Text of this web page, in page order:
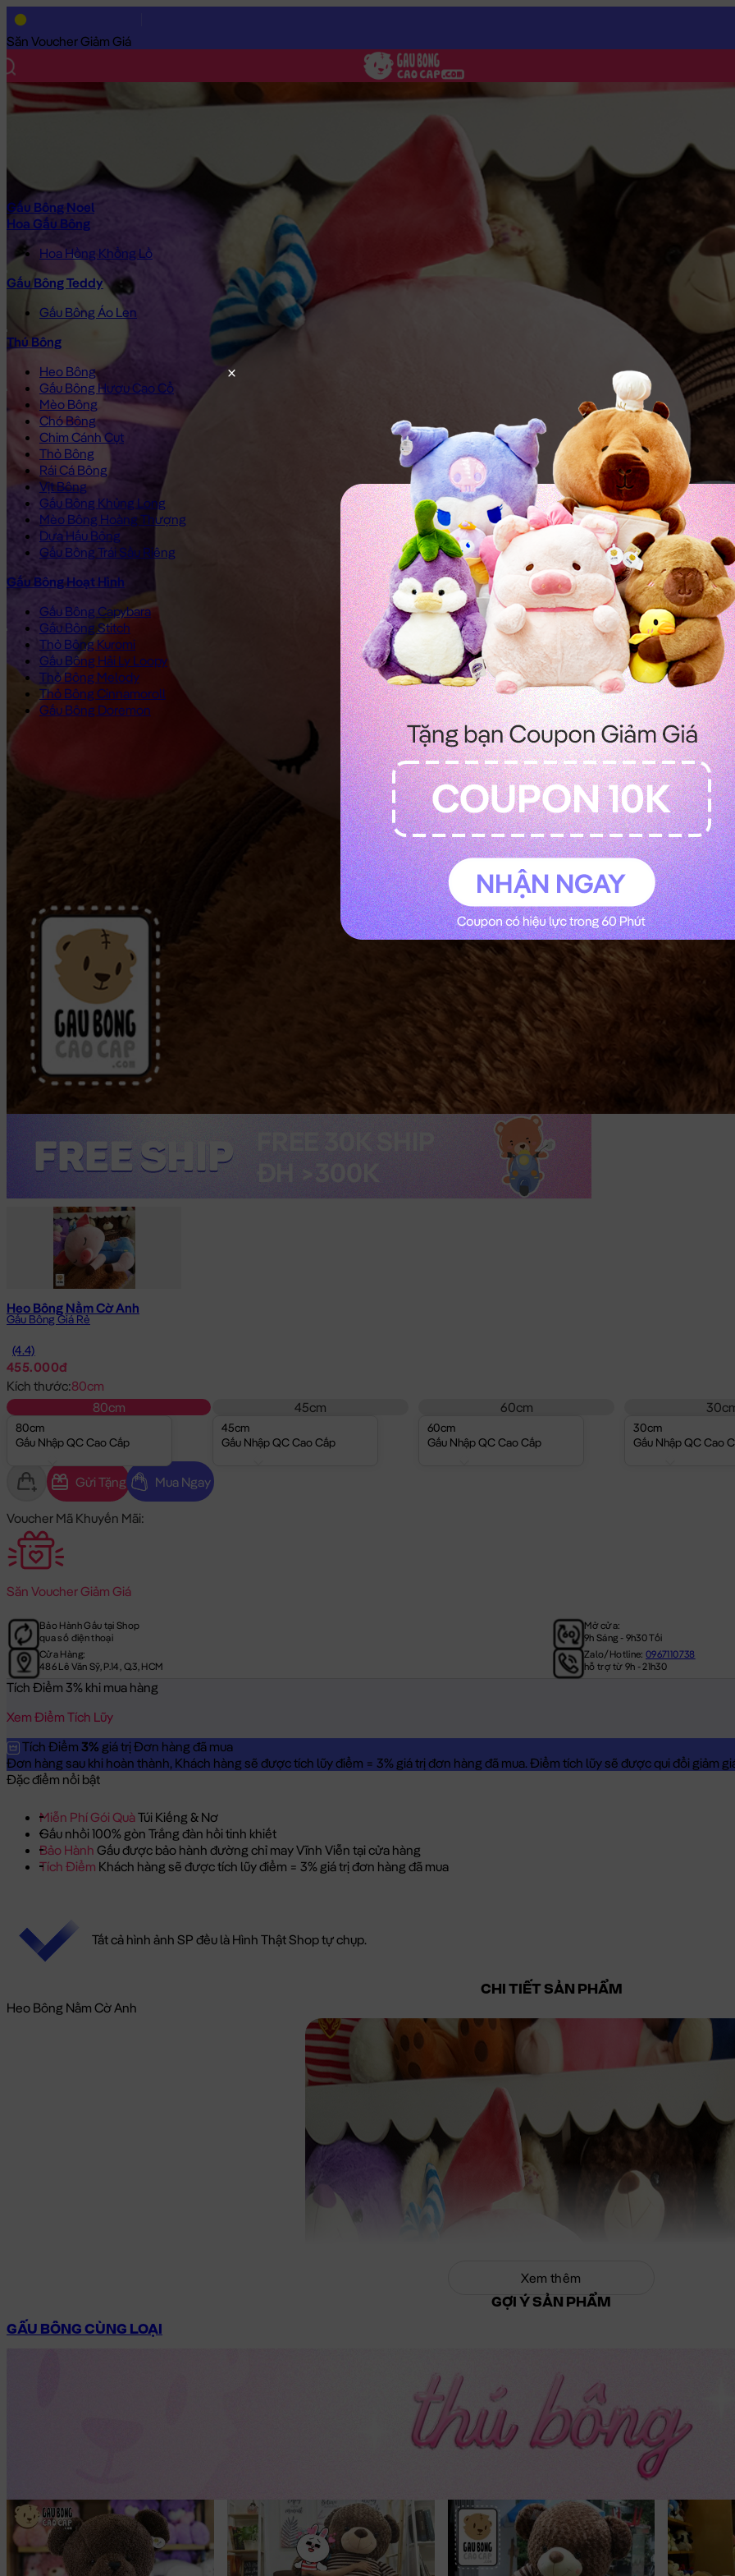
Săn Voucher Giảm Giá
Gấu Bông Noel
Hoa Gấu Bông
Hoa Hồng Khổng Lồ
Gấu Bông Teddy
Gấu Bông Áo Len
Thú Bông
Heo Bông
Gấu Bông Hươu Cao Cổ
Mèo Bông
Chó Bông
Chim Cánh Cụt
Thỏ Bông
Rái Cá Bông
Vịt Bông
Gấu Bông Khủng Long
Mèo Bông Hoàng Thượng
Dưa Hấu Bông
Gấu Bông Trái Sầu Riêng
Gấu Bông Hoạt Hình
Gấu Bông Capybara
Gấu Bông Stitch
Thỏ Bông Kuromi
Gấu Bông Hải Ly Loopy
Thỏ Bông Melody
Thỏ Bông Cinnamoroll
Gấu Bông Doremon
Trang Chủ
Heo Bông Nằm Cờ Anh
Gấu Bông Giá Rẻ
(4.4)
455.000đ
Kích thước:80cm
80cm
80cm
Gấu Nhập QC Cao Cấp
45cm
45cm
Gấu Nhập QC Cao Cấp
60cm
60cm
Gấu Nhập QC Cao Cấp
30cm
Gấu Nhập QC Cao
Gửi Tặng Mua Ngay
Voucher Mã Khuyến Mãi:
Săn Voucher Giảm Giá
Bảo Hành Gấu tại Shop
qua số điện thoại
Mở cửa:
9h Sáng - 9h30 Tối
Cửa Hàng:
486 Lê Văn Sỹ, P.14, Q.3, HCM
Zalo/Hotline:0967110738
hỗ trợ từ 9h - 21h30
Tích Điểm 3% khi mua hàng
Xem Điểm Tích Lũy
Tích Điểm 3% giá trị Đơn hàng đã mua
Đơn hàng sau khi hoàn thành, Khách hàng sẽ được tích lũy điểm = 3% giá trị đơn hàng đã mua. Điểm tích lũy sẽ được qui đổi giảm
Đặc điểm nổi bật
Miễn Phí Gói QuàTúi Kiếng & Nơ
Gấu nhồi 100% gòn Trắng đàn hồi tinh khiết
Bảo Hành Gấu được bảo hành đường chỉ may Vĩnh Viễn tại cửa hàng
Tích Điểm Khách hàng sẽ được tích lũy điểm = 3% giá trị đơn hàng đã mua
Tất cả hình ảnh SP đều là Hình Thật Shop tự chụp.
CHI TIẾT SẢN PHẨM
Heo Bông Nằm Cờ Anh
Xem thêm
GỢI Ý SẢN PHẨM
GẤU BÔNG CÙNG LOẠI